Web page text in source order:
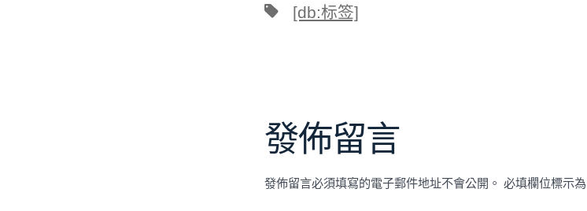
標
[db:标签]
發佈留言
發佈留言必須填寫的電子郵件地址不會公開。 必填欄位標示為